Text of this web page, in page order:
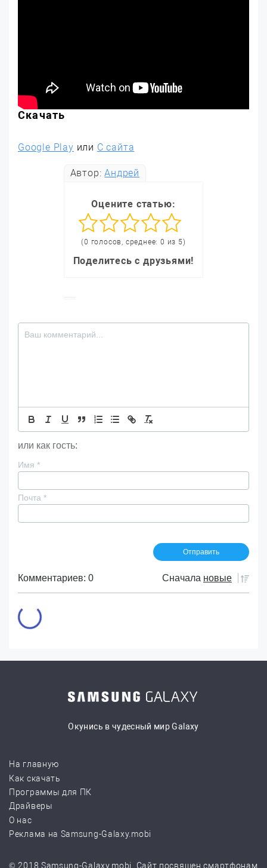
Скачать
Google Play или С сайта
Автор:Андрей
Оцените статью:
(0 голосов, среднее: 0 из 5)
Поделитесь с друзьями!
или как гость:
Имя *
Почта *
Комментариев: 0 Сначала новые
Окунись в чудесный мир Galaxy
На главную
Как скачать
Программы для ПК
Драйверы
О нас
Реклама на Samsung-Galaxy.mobi
© 2018 Samsung-Galaxy.mobi. Сайт посвящен смартфонам